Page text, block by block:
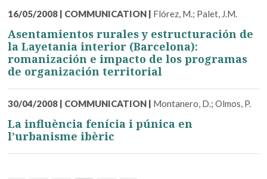
16/05/2008 | COMMUNICATION | Flórez, M.; Palet, J.M.
Asentamientos rurales y estructuración de
la Layetania interior (Barcelona):
romanización e impacto de los programas
de organización territorial
30/04/2008 | COMMUNICATION | Montanero, D.; Olmos, P.
La influència fenícia i púnica en
l’urbanisme ibèric